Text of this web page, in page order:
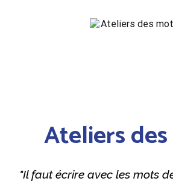
Ateliers
"Il faut écrire avec les mots